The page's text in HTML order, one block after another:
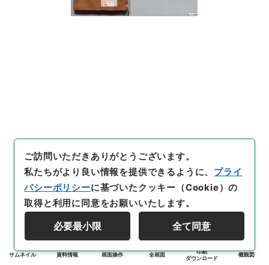
サムネイル 資料情報 画面操作 全画面
印刷
ダウンロード
概観図
ご訪問いただきありがとうございます。
私たちがより良い情報を提供できるように、 プライ
バシーポリシーに基づいたクッキー（Cookie）の
取得と利用に同意をお願いいたします。
必要最小限 全て同意